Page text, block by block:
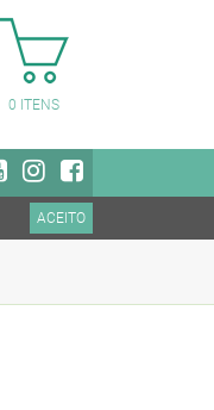
0 ITENS
ACEITO